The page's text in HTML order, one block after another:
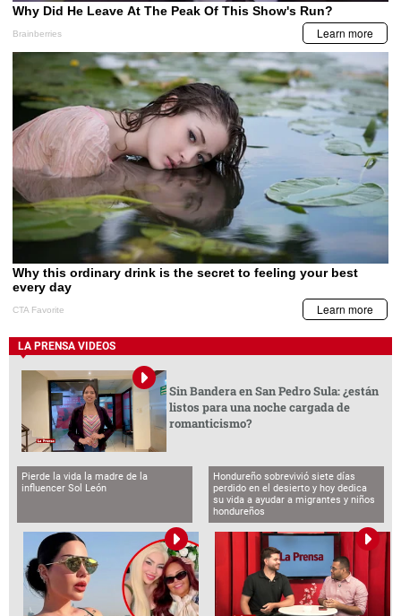
LA PRENSA VIDEOS
Sin Bandera en San Pedro Sula: ¿están
listos para una noche cargada de
romanticismo?
Pierde la vida la madre de la
influencer Sol León
Hondureño sobrevivió siete días
perdido en el desierto y hoy dedica
su vida a ayudar a migrantes y niños
hondureños